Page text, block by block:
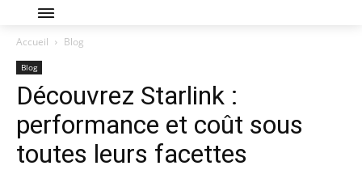
Accueil Blog
Blog
Découvrez Starlink :
performance et coût sous
toutes leurs facettes